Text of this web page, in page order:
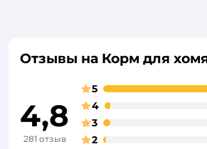
Отзывы на Корм для
4,8
281 отзыв
5
4
3
2